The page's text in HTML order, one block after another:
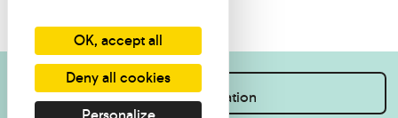
I want information
OK, accept all
Deny all cookies